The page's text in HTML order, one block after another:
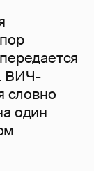
ВИЧ-
словно
один